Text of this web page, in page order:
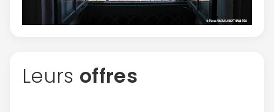
Leurs offres